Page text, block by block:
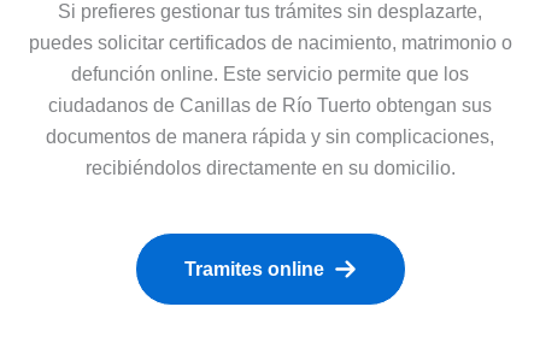
Si prefieres gestionar tus trámites sin desplazarte,
puedes solicitar certificados de nacimiento, matrimonio o
defunción online. Este servicio permite que los
ciudadanos de Canillas de Río Tuerto obtengan sus
documentos de manera rápida y sin complicaciones,
recibiéndolos directamente en su domicilio.
Tramites online